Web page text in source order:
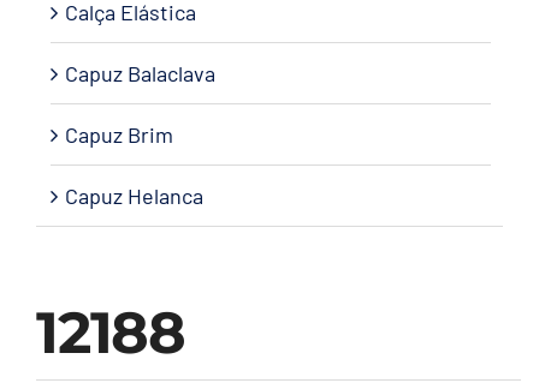
12188
Calça Elástica
Capuz Balaclava
Capuz Brim
Capuz Helanca